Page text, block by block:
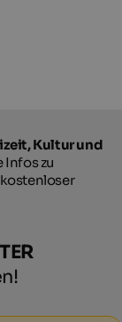
Kultur und
zu